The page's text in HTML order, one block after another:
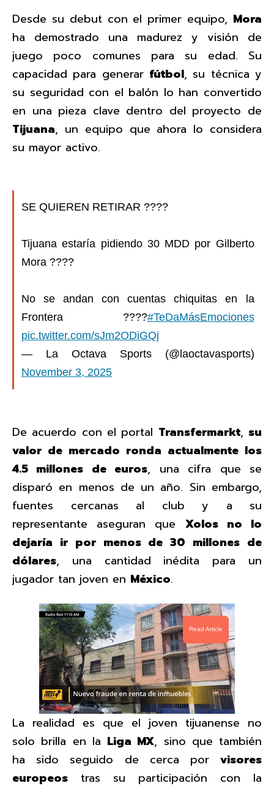
Desde su debut con el primer equipo, Mora
ha demostrado una madurez y visión de
juego poco comunes para su edad. Su
capacidad para generar fútbol, su técnica y
su seguridad con el balón lo han convertido
en una pieza clave dentro del proyecto de
Tijuana, un equipo que ahora lo considera
su mayor activo.
SE QUIEREN RETIRAR ????
Tijuana estaría pidiendo 30 MDD por Gilberto
Mora ????
No se andan con cuentas chiquitas en la
Frontera ????#TeDaMásEmociones
pic.twitter.com/sJm2ODiGQj
— La Octava Sports (@laoctavasports)
November 3, 2025
De acuerdo con el portal Transfermarkt, su
valor de mercado ronda actualmente los
4.5 millones de euros, una cifra que se
disparó en menos de un año. Sin embargo,
fuentes cercanas al club y a su
representante aseguran que Xolos no lo
dejaría ir por menos de 30 millones de
dólares, una cantidad inédita para un
jugador tan joven en México.
Read Article
La realidad es que el joven tijuanense no
solo brilla en la Liga MX, sino que también
ha sido seguido de cerca por visores
europeos tras su participación con la